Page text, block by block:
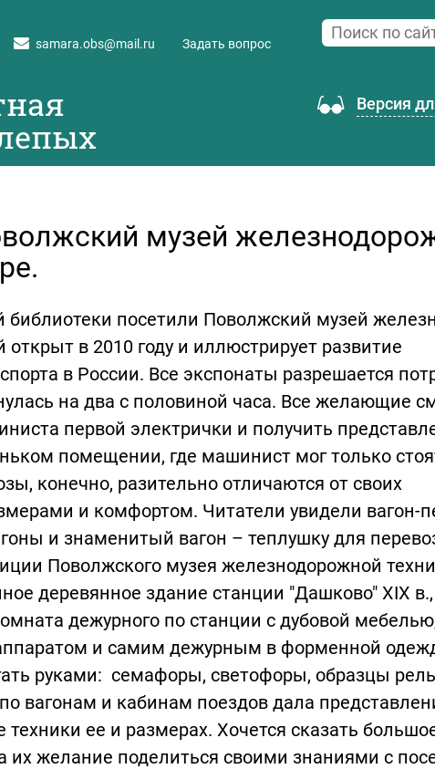
samara.obs@mail.ru Задать вопрос
Версия
музей
посетили Поволжский музей
в 2010 году и иллюстрирует развитие
в России. Все экспонаты разрешается
на два с половиной часа. Все желающие
первой электрички и получить
помещении, где машинист мог только
конечно, разительно отличаются от своих
и комфортом. Читатели увидели вагон-
и знаменитый вагон – теплушку для
Поволжского музея железнодорожной
деревянное здание станции "Дашково" XIX в.,
дежурного по станции с дубовой
и самим дежурным в форменной
руками: семафоры, светофоры, образцы
вагонам и кабинам поездов дала
техники ее и размерах. Хочется сказать
их желание поделиться своими знаниями с